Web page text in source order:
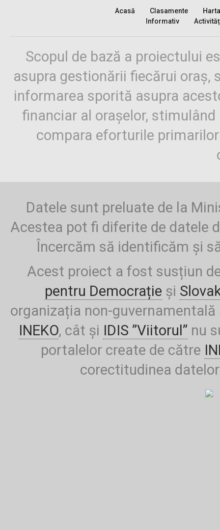
Acasă Clasamente
Harta
Informativ
Scopul de bază a proiectului
asupra gestionării fiecărui oraș,
informarea sporită asupra
financiar al orașelor,
compara eforturile
Datele sunt preluate de la
Acestea pot fi diferite de datele
Încercăm să identificăm și
Acest proiect a fost susțiun
pentru Democrație și
organizația non-
INEKO, cât și IDIS ”Viitorul” nu
portalelor create de către
corectitudinea